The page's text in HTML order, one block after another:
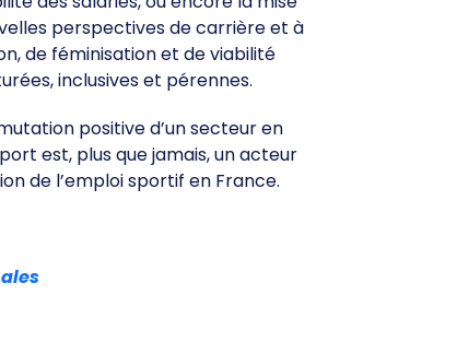
perspectives de carrière et à
de féminisation et de viabilité
inclusives et pérennes.
positive d’un secteur en
est, plus que jamais, un acteur
de l’emploi sportif en France.